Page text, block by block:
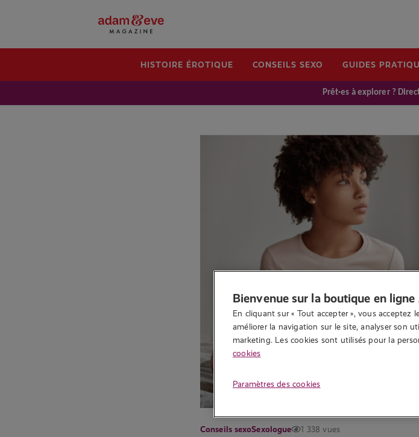
HISTOIRE ÉROTIQUE CONSEILS SEXO GUIDES
Prêt·es à explorer ?
Conseils sexoSexologue 1 338 vues
Bienvenue sur la boutique en
En cliquant sur « Tout accepter », vous
améliorer la navigation sur le site, analyser son
marketing. Les cookies sont utilisés pour la
cookies
Paramètres des cookies